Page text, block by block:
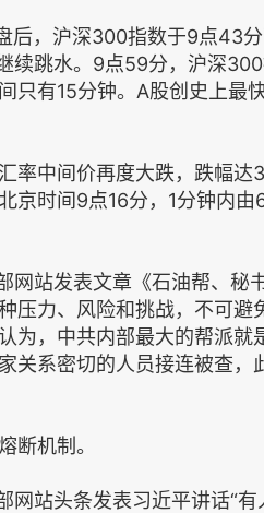
后，沪深300指数于9点43
续跳水。9点59分，沪深
只有15分钟。A股创史上最
率中间价再度大跌，跌幅
京时间9点16分，1分钟内
网站发表文章《石油帮、秘
压力、风险和挑战，不可避
为，中共内部最大的帮派就
关系密切的人员接连被查，
断机制。
网站头条发表习近平讲话“